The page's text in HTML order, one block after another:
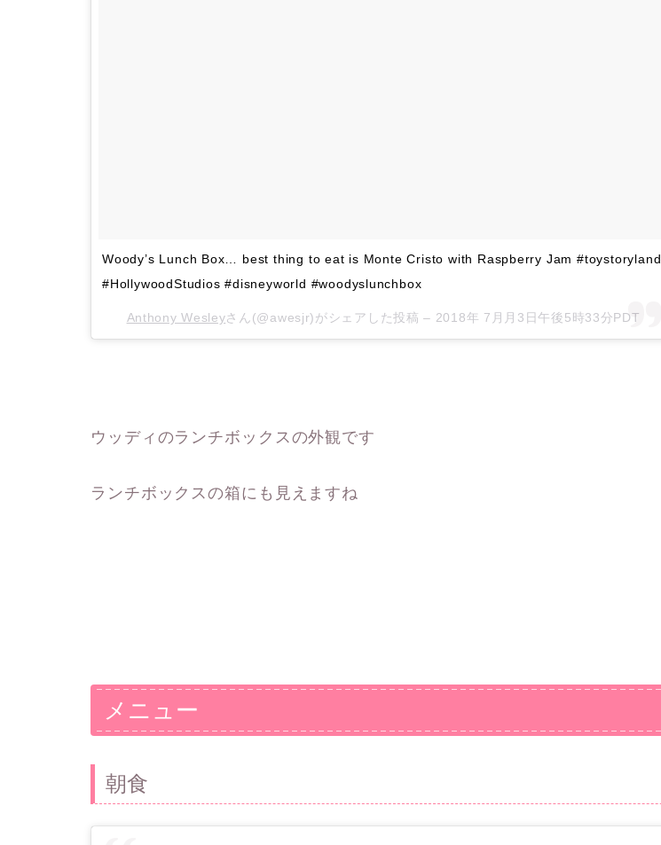
Woody’s Lunch Box… best thing to eat is Monte Cristo with Raspberry Jam #toystoryland
#HollywoodStudios #disneyworld #woodyslunchbox
Anthony Wesleyさん(@awesjr)がシェアした投稿 – 2018年 7月月3日午後5時33分PDT
ウッディのランチボックスの外観です
ランチボックスの箱にも見えますね
メニュー
朝食